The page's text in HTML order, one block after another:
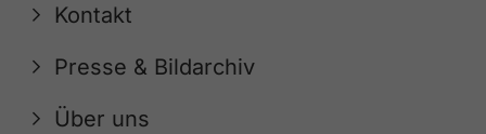
Kontakt
Presse & Bildarchiv
Über uns